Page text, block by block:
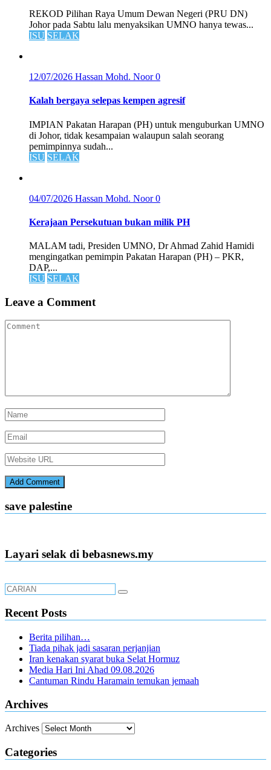
REKOD Pilihan Raya Umum Dewan Negeri (PRU DN)
Johor pada Sabtu lalu menyaksikan UMNO hanya tewas...
ISU SELAK
12/07/2026 Hassan Mohd. Noor0
Kalah bergaya selepas kempen agresif
IMPIAN Pakatan Harapan (PH) untuk menguburkan UMNO
di Johor, tidak kesampaian walaupun salah seorang
pemimpinnya sudah...
ISU SELAK
04/07/2026 Hassan Mohd. Noor0
Kerajaan Persekutuan bukan milik PH
MALAM tadi, Presiden UMNO, Dr Ahmad Zahid Hamidi
mengingatkan pemimpin Pakatan Harapan (PH) – PKR,
DAP,...
ISU SELAK
Leave a Comment
save palestine
Layari selak di bebasnews.my
Recent Posts
Berita pilihan…
Tiada pihak jadi sasaran perjanjian
Iran kenakan syarat buka Selat Hormuz
Media Hari Ini Ahad 09.08.2026
Cantuman Rindu Haramain temukan jemaah
Archives
Archives
Categories